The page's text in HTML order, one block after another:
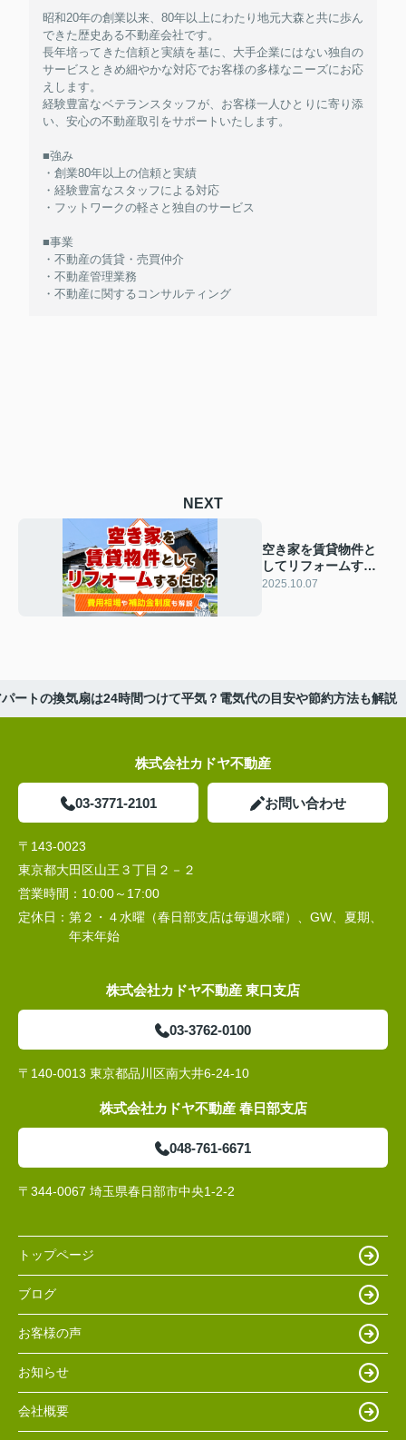
昭和20年の創業以来、80年以上にわたり地元大森と共に歩ん
できた歴史ある不動産会社です。
長年培ってきた信頼と実績を基に、大手企業にはない独自の
サービスときめ細やかな対応でお客様の多様なニーズにお応
えします。
経験豊富なベテランスタッフが、お客様一人ひとりに寄り添
い、安心の不動産取引をサポートいたします。
■強み
・創業80年以上の信頼と実績
・経験豊富なスタッフによる対応
・フットワークの軽さと独自のサービス
■事業
・不動産の賃貸・売買仲介
・不動産管理業務
・不動産に関するコンサルティング
NEXT
空き家を賃貸物件と
してリフォームする
には？費用相場や補
2025.10.07
ートの換気扇は24時間つけて平気？電気代の目安や節約方法も解説
株式会社カドヤ不動産
03-3771-2101 お問い合わせ
〒143-0023
東京都大田区山王３丁目２－２
営業時間： 10:00～17:00
定休日： 第２・４水曜（春日部支店は毎週水曜）、GW、夏期、
年末年始
株式会社カドヤ不動産 東口支店
03-3762-0100
〒140-0013 東京都品川区南大井6-24-10
株式会社カドヤ不動産 春日部支店
048-761-6671
〒344-0067 埼玉県春日部市中央1-2-2
トップページ
ブログ
お客様の声
お知らせ
会社概要